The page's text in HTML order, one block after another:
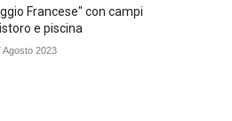
Francese" con campi
e piscina
Agosto 2023